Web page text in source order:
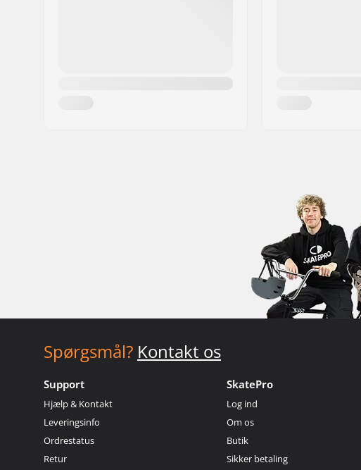
Spørgsmål? Kontakt os
Support
Hjælp & Kontakt
Leveringsinfo
Ordrestatus
Retur
SkatePro
Log ind
Om os
Butik
Sikker betaling